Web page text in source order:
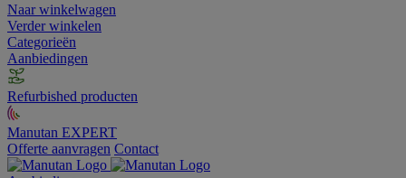
Naar winkelwagen
Verder winkelen
Categorieën
Aanbiedingen
Refurbished producten
Manutan EXPERT
Offerte aanvragen Contact